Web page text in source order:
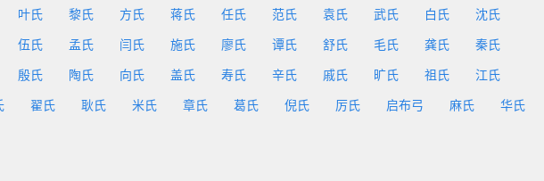
叶氏 黎氏 方氏 蒋氏 任氏 范氏 袁氏 武氏 白氏 沈氏
伍氏 孟氏 闫氏 施氏 廖氏 谭氏 舒氏 毛氏 龚氏 秦氏
殷氏 陶氏 向氏 盖氏 寿氏 辛氏 戚氏 旷氏 祖氏 江氏
翟氏 耿氏 米氏 章氏 葛氏 倪氏 厉氏 启布弓 麻氏 华氏